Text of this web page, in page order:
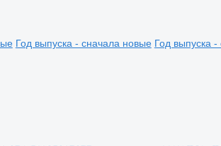
Год выпуска - сначала новые Год выпуска